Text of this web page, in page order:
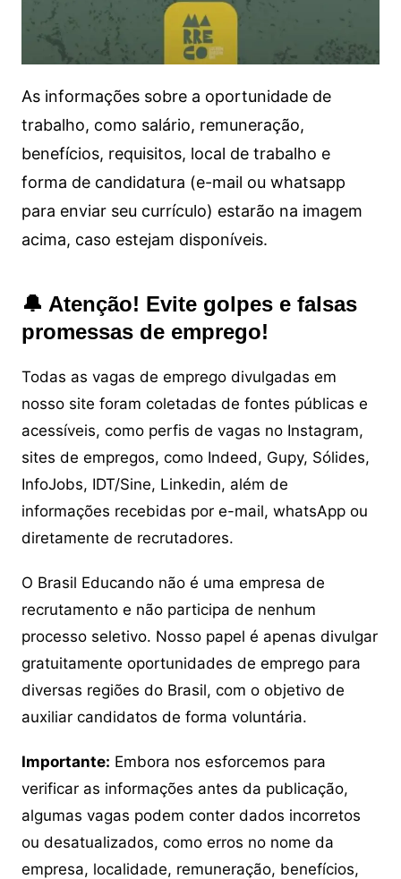
As informações sobre a oportunidade de
trabalho, como salário, remuneração,
benefícios, requisitos, local de trabalho e
forma de candidatura (e-mail ou whatsapp
para enviar seu currículo) estarão na imagem
acima, caso estejam disponíveis.
🔔 Atenção! Evite golpes e falsas
promessas de emprego!
Todas as vagas de emprego divulgadas em
nosso site foram coletadas de fontes públicas e
acessíveis, como perfis de vagas no Instagram,
sites de empregos, como Indeed, Gupy, Sólides,
InfoJobs, IDT/Sine, Linkedin, além de
informações recebidas por e-mail, whatsApp ou
diretamente de recrutadores.
O Brasil Educando não é uma empresa de
recrutamento e não participa de nenhum
processo seletivo. Nosso papel é apenas divulgar
gratuitamente oportunidades de emprego para
diversas regiões do Brasil, com o objetivo de
auxiliar candidatos de forma voluntária.
Importante: Embora nos esforcemos para
verificar as informações antes da publicação,
algumas vagas podem conter dados incorretos
ou desatualizados, como erros no nome da
empresa, localidade, remuneração, benefícios,